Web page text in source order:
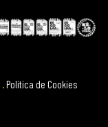
.Política de Cookies